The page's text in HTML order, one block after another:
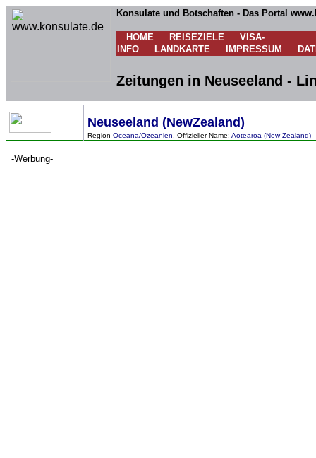
Konsulate und Botschaften - Das Portal
HOME REISEZIELE
VISA-
INFO
LANDKARTE IMPRESSUM
Zeitungen in Neuseeland -
Neuseeland (NewZealand)
Region Oceana/Ozeanien , Offizieller Name: Aotearoa (New Zealand)
-Werbung-